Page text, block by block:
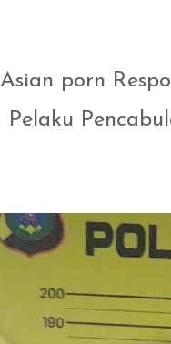
Asian porn
Pelaku